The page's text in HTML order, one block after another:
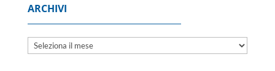
ARCHIVI
Archivi